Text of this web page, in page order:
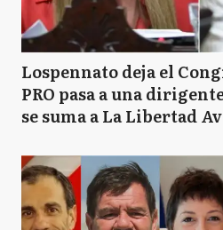
Lospennato deja el
PRO pasa a una
se suma a La Libertad